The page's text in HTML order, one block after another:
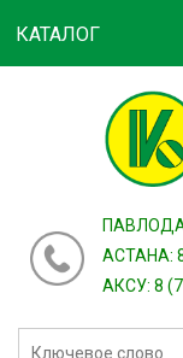
АСТАНА:
АКСУ: 8
КАТАЛОГ